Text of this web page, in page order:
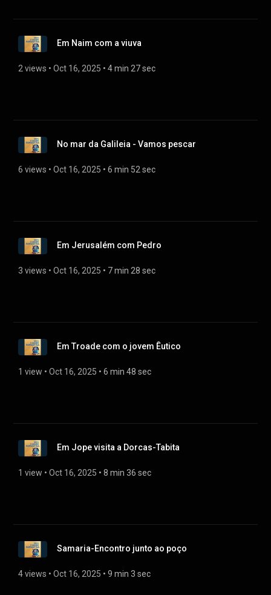
Em Naim com a viuva
2 views • Oct 16, 2025 • 4 min 27 sec
No mar da Galileia - Vamos pescar
6 views • Oct 16, 2025 • 6 min 52 sec
Em Jerusalém com Pedro
3 views • Oct 16, 2025 • 7 min 28 sec
Em Troade com o jovem Êutico
1 view • Oct 16, 2025 • 6 min 48 sec
Em Jope visita a Dorcas-Tabita
1 view • Oct 16, 2025 • 8 min 36 sec
Samaria-Encontro junto ao poço
4 views • Oct 16, 2025 • 9 min 3 sec